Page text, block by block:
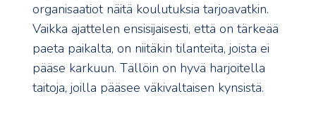
organisaatiot näitä koulutuksia tarjoavatkin.
Vaikka ajattelen ensisijaisesti, että on tärkeää
paeta paikalta, on niitäkin tilanteita, joista ei
pääse karkuun. Tällöin on hyvä harjoitella
taitoja, joilla pääsee väkivaltaisen kynsistä.